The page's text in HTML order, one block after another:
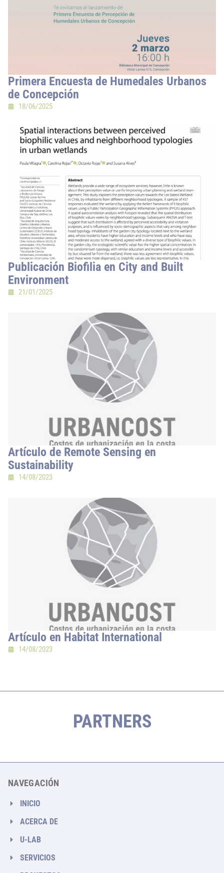
Primera Encuesta de Humedales Urbanos
de Concepción
18/06/2025
Publicación Biofilia en City and Built
Environment
21/01/2025
Artículo de Remote Sensing en
Sustainability
14/08/2023
Artículo en Habitat International
14/08/2023
PARTNERS
NAVEGACIÓN
INICIO
ACERCA DE
U-LAB
SERVICIOS